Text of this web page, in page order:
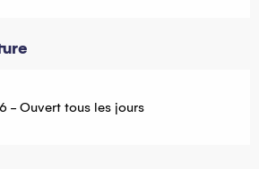
- Ouvert tous les jours